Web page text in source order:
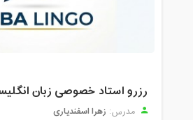
مدرس: زهرا اسفندیاری